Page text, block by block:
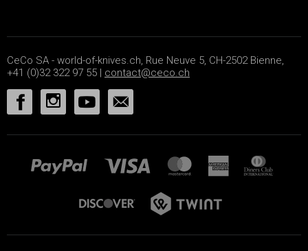
CeCo SA - world-of-knives.ch, Rue Neuve 5, CH-2502 Bienne,
+41 (0)32 322 97 55 | contact@ceco.ch